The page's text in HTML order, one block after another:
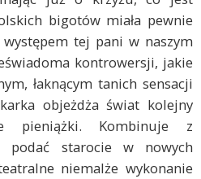
bigotów miała pewnie
tej pani w naszym
kontrowersji, jakie
łaknącym tanich sensacji
objeżdża świat kolejny
Kombinuje z
podać starocie w nowych
niemalże wykonanie